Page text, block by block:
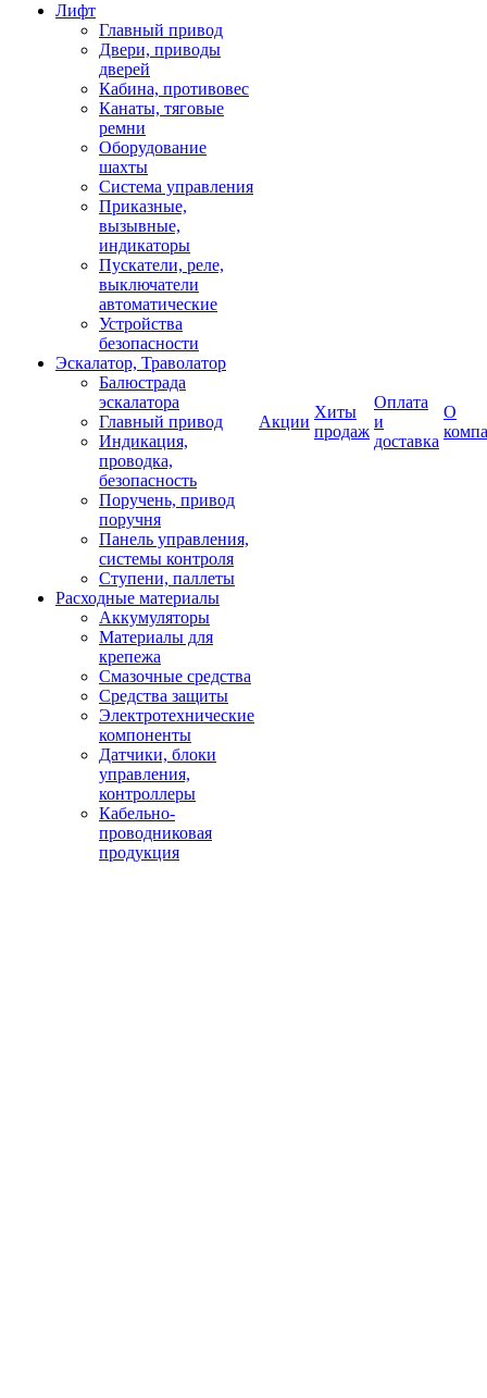
Лифт
Главный привод
Двери, приводы
дверей
Кабина, противовес
Канаты, тяговые
ремни
Оборудование
шахты
Система управления
Приказные,
вызывные,
индикаторы
Пускатели, реле,
выключатели
автоматические
Устройства
безопасности
Эскалатор, Траволатор
Балюстрада
эскалатора
Главный привод
Индикация,
проводка,
безопасность
Поручень, привод
поручня
Панель управления,
системы контроля
Ступени, паллеты
Расходные материалы
Аккумуляторы
Материалы для
крепежа
Смазочные средства
Средства защиты
Электротехнические
компоненты
Датчики, блоки
управления,
контроллеры
Кабельно-
проводниковая
продукция
Акции
Хиты
продаж
Оплата
и
доставка
О